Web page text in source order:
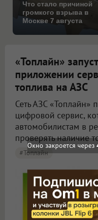
Что стало причиной
громкого взрыва в
Москве 7 августа
«Топлайн»
приложении
топлива на АЗС
Сеть АЗС «Топлайн»
цифровой сервис,
автомобилистам в
проверять наличие
#Топлайн
Окно закроется через